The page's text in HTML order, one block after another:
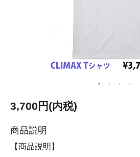
3,700円(内税)
商品説明
【商品説明】